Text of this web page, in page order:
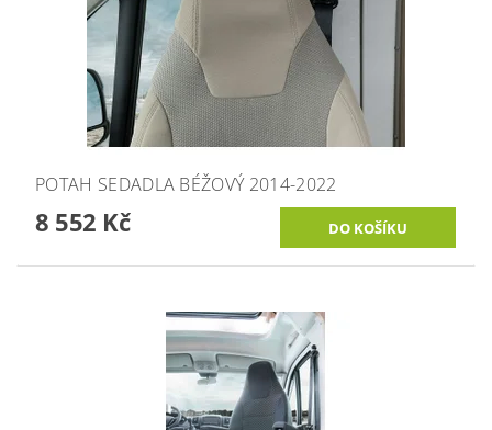
POTAH SEDADLA BÉŽOVÝ 2014-2022
8 552 Kč